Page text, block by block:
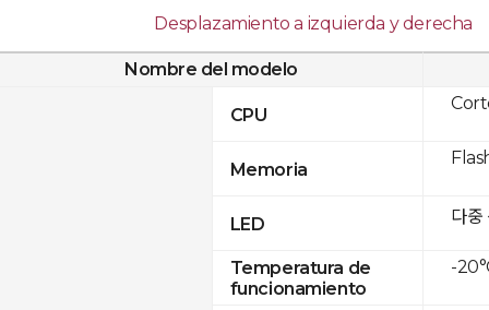
Desplazamiento a izquierda y derecha
Nombre del modelo
CPU
Memoria
LED
Temperatura de
funcionamiento
다중
-